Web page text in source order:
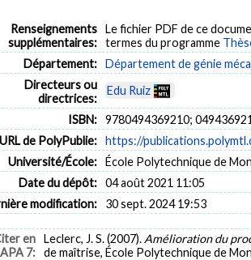
Renseignements
supplémentaires:
Le fichier PDF de ce
termes du programme
Département: Département de génie
Directeurs ou
directrices:
Edu Ruiz
ISBN: 9780494369210;
URL de PolyPublie: https://
Université/École: École Polytechnique de
Date du dépôt: 04 août 2021 11:05
modification:
30 sept. 2024 19:53
en
APA 7:
Leclerc, J. S. (2007). Amélioration du
de maîtrise, École Polytechnique de